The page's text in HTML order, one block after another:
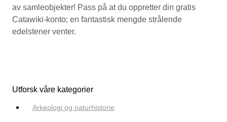
av samleobjekter! Pass på at du oppretter din gratis
Catawiki-konto; en fantastisk mengde strålende
edelstener venter.
Utforsk våre kategorier
Arkeologi og naturhistorie